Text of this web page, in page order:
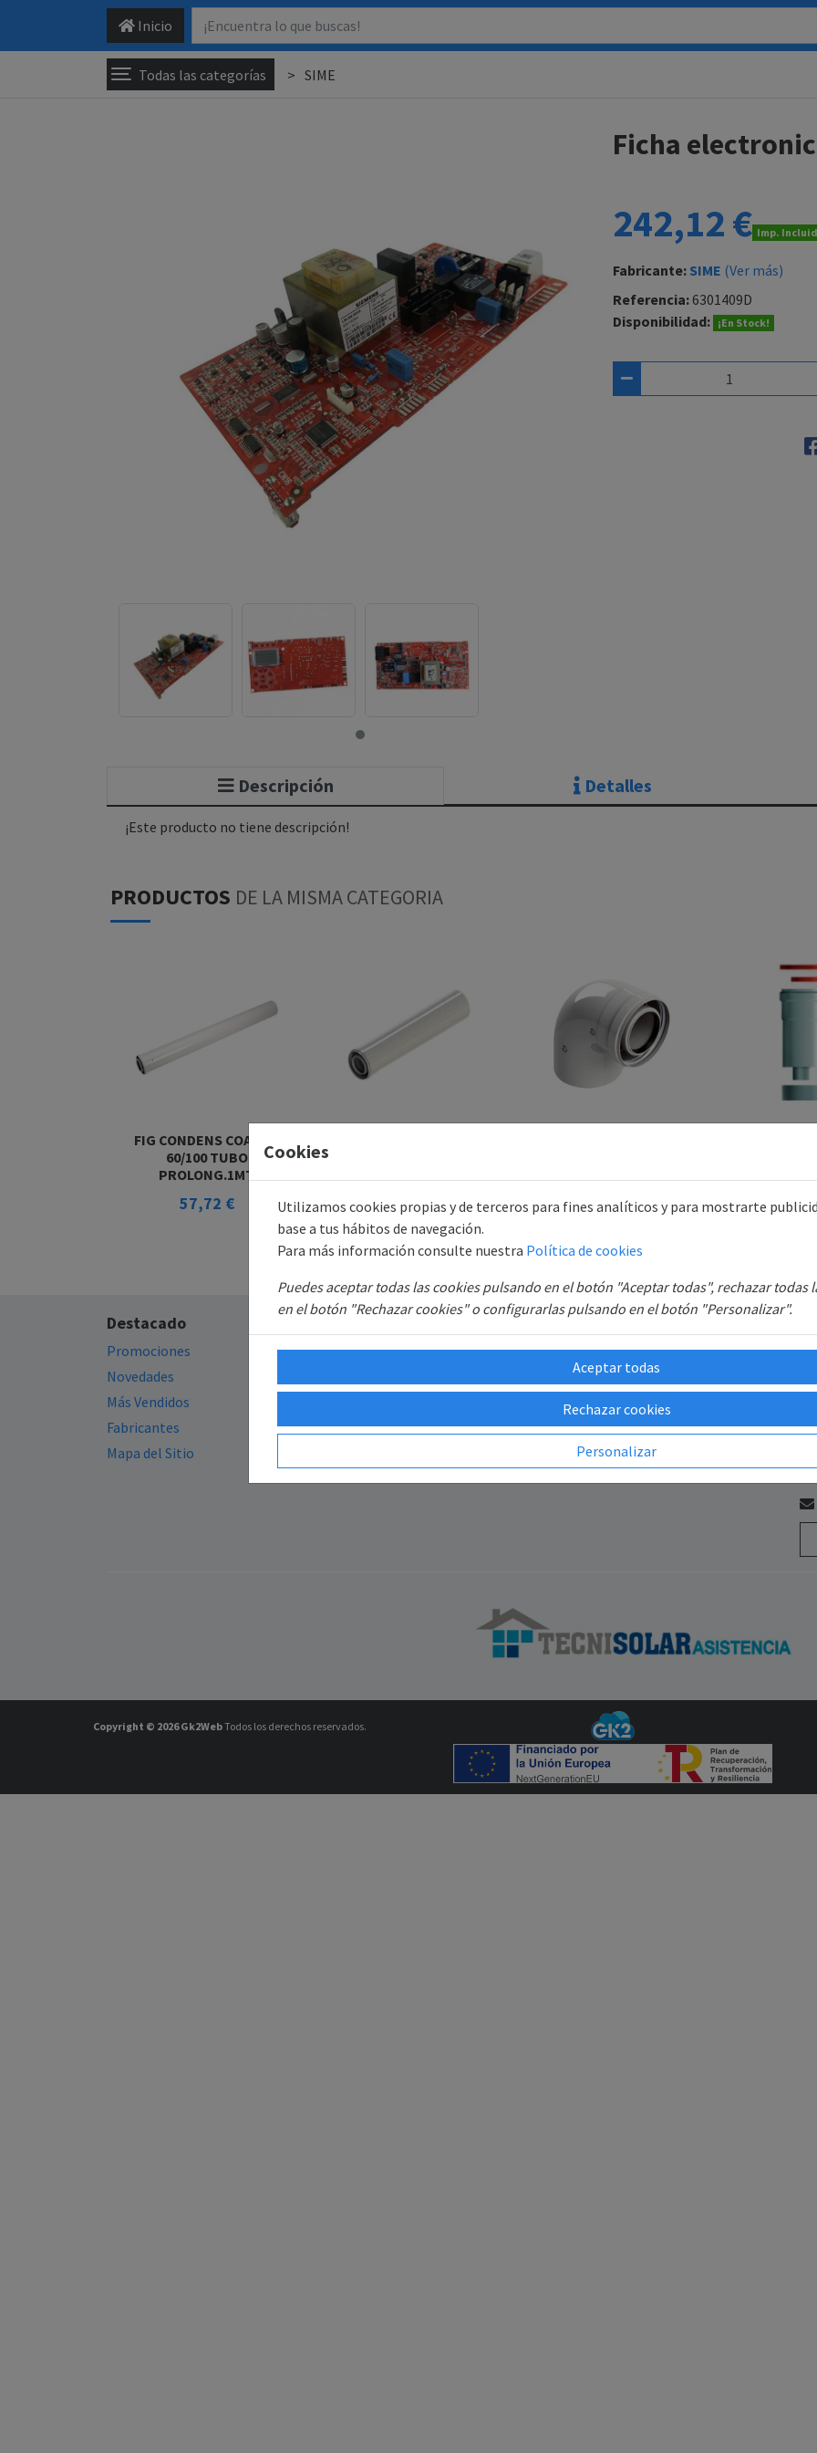
Inicio
Todas las categorías SIME
Ficha
242,12 € Imp.
Fabricante: SIME (Ver más)
Referencia:6301409D
Disponibilidad: ¡En Stock!
Descripción Detalles
¡Este producto no tiene descripción!
PRODUCTOS DE LA MISMA CATEGORIA
FIG CONDENS COAXIAL
60/100 TUBO
PROLONG.1MT
57,72 € 51,65 € 55,94 €
Destacado
Promociones
Novedades
Más Vendidos
Fabricantes
Mapa del Sitio
Política de privacidad
Mi Cuenta
Iniciar sesión
Registro
Recuperar contraseña
SAT
Copyright © 2026Gk2WebTodos los derechos reservados.
Cookies
Utilizamos cookies propias y de terceros para fines analíticos y para mostrarte
base a tus hábitos de navegación.
Para más información consulte nuestra Política de cookies
Puedes aceptar todas las cookies pulsando en el botón "Aceptar todas", rechazar todas
en el botón "Rechazar cookies" o configurarlas pulsando en el botón "Personalizar".
Aceptar todas
Rechazar cookies
Personalizar